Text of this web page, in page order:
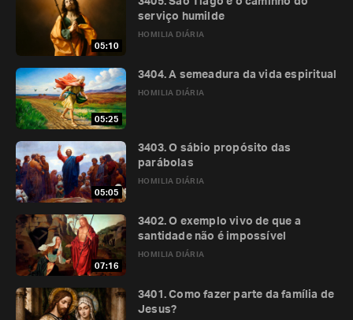
05:10
HOMILIA DIÁRIA
serviço humilde
05:25
HOMILIA DIÁRIA
3404. A semeadura da vida espiritual
05:05
HOMILIA DIÁRIA
3403. O sábio propósito das
parábolas
07:16
HOMILIA DIÁRIA
3402. O exemplo vivo de que a
santidade não é impossível
3401. Como fazer parte da família de
Jesus?